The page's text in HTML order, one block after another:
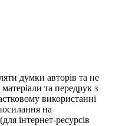
думки авторів та не
матеріали та передрук з
використанні
на
інтернет-ресурсів